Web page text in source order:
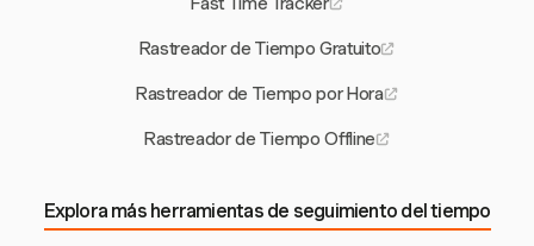
Rastreador de Tiempo Gratuito
Rastreador de Tiempo por Hora
Rastreador de Tiempo Offline
Explora más herramientas de seguimiento del tiempo